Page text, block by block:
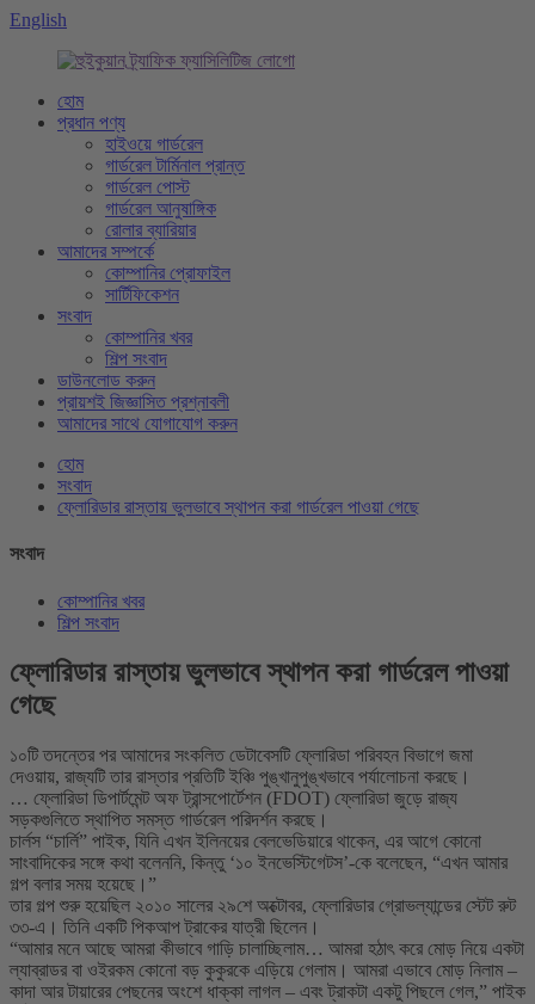
English
হোম
প্রধান পণ্য
হাইওয়ে গার্ডরেল
গার্ডরেল টার্মিনাল প্রান্ত
গার্ডরেল পোস্ট
গার্ডরেল আনুষাঙ্গিক
রোলার ব্যারিয়ার
আমাদের সম্পর্কে
কোম্পানির প্রোফাইল
সার্টিফিকেশন
সংবাদ
কোম্পানির খবর
শিল্প সংবাদ
ডাউনলোড করুন
প্রায়শই জিজ্ঞাসিত প্রশ্নাবলী
আমাদের সাথে যোগাযোগ করুন
হোম
সংবাদ
ফ্লোরিডার রাস্তায় ভুলভাবে স্থাপন করা গার্ডরেল পাওয়া গেছে
সংবাদ
কোম্পানির খবর
শিল্প সংবাদ
ফ্লোরিডার রাস্তায় ভুলভাবে স্থাপন করা গার্ডরেল পাওয়া
গেছে
১০টি তদন্তের পর আমাদের সংকলিত ডেটাবেসটি ফ্লোরিডা পরিবহন বিভাগে জমা
দেওয়ায়, রাজ্যটি তার রাস্তার প্রতিটি ইঞ্চি পুঙ্খানুপুঙ্খভাবে পর্যালোচনা করছে।
… ফ্লোরিডা ডিপার্টমেন্ট অফ ট্রান্সপোর্টেশন (FDOT) ফ্লোরিডা জুড়ে রাজ্য
সড়কগুলিতে স্থাপিত সমস্ত গার্ডরেল পরিদর্শন করছে।
চার্লস “চার্লি” পাইক, যিনি এখন ইলিনয়ের বেলভেডিয়ারে থাকেন, এর আগে কোনো
সাংবাদিকের সঙ্গে কথা বলেননি, কিন্তু ‘১০ ইনভেস্টিগেটস’-কে বলেছেন, “এখন আমার
গল্প বলার সময় হয়েছে।”
তার গল্প শুরু হয়েছিল ২০১০ সালের ২৯শে অক্টোবর, ফ্লোরিডার গ্রোভল্যান্ডের স্টেট রুট
৩৩-এ। তিনি একটি পিকআপ ট্রাকের যাত্রী ছিলেন।
“আমার মনে আছে আমরা কীভাবে গাড়ি চালাচ্ছিলাম… আমরা হঠাৎ করে মোড় নিয়ে একটা
ল্যাব্রাডর বা ওইরকম কোনো বড় কুকুরকে এড়িয়ে গেলাম। আমরা এভাবে মোড় নিলাম –
কাদা আর টায়ারের পেছনের অংশে ধাক্কা লাগল – এবং ট্রাকটা একটু পিছলে গেল,” পাইক